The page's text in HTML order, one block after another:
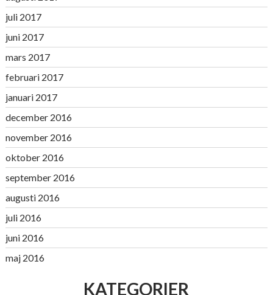
juli 2017
juni 2017
mars 2017
februari 2017
januari 2017
december 2016
november 2016
oktober 2016
september 2016
augusti 2016
juli 2016
juni 2016
maj 2016
KATEGORIER